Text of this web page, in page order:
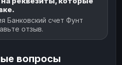
Банковский счет Фунт
отзыв.
вопросы